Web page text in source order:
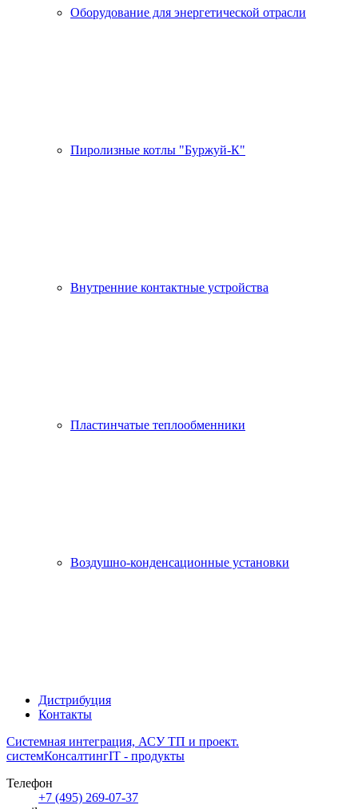
Оборудование для энергетической отрасли
Пиролизные котлы "Буржуй-К"
Внутренние контактные устройства
Пластинчатые теплообменники
Воздушно-конденсационные установки
Дистрибуция
Контакты
Системная интеграция, АСУ ТП и проект.
системКонсалтингIT - продукты
Телефон
+7 (495) 269-07-37